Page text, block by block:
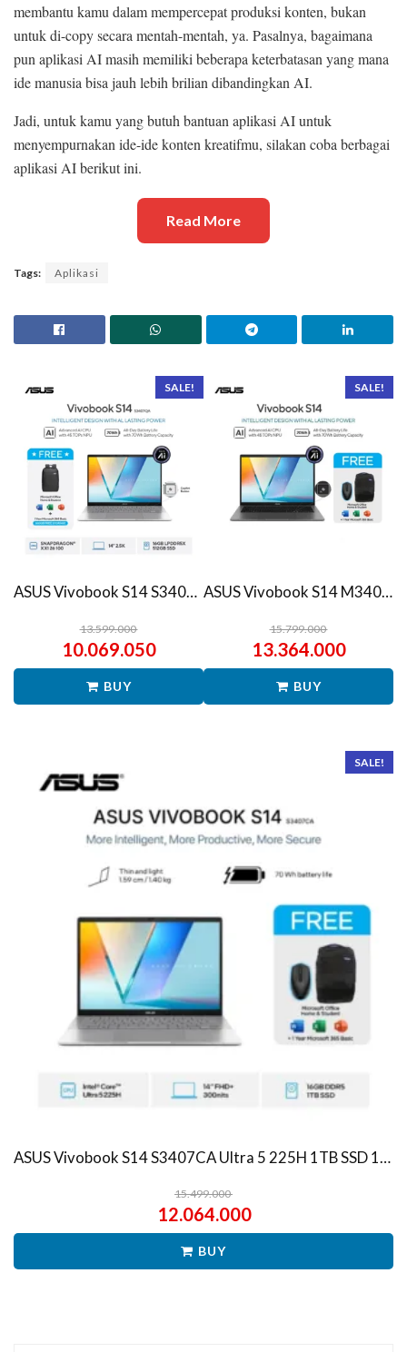
membantu kamu dalam mempercepat produksi konten, bukan
untuk di-copy secara mentah-mentah, ya. Pasalnya, bagaimana
pun aplikasi AI masih memiliki beberapa keterbatasan yang mana
ide manusia bisa jauh lebih brilian dibandingkan AI.
Jadi, untuk kamu yang butuh bantuan aplikasi AI untuk
menyempurnakan ide-ide konten kreatifmu, silakan coba berbagai
aplikasi AI berikut ini.
Read More
Tags: Aplikasi
SALE!
ASUS Vivobook S14 S3407QA – IPSP151M – Matte Gray
13.599.000
10.069.050
BUY
SALE!
ASUS Vivobook S14 M3407HA Ryzen 7 260 1TB SSD 16GB WUXGA IPS Win11+OHS
15.799.000
13.364.000
BUY
SALE!
ASUS Vivobook S14 S3407CA Ultra 5 225H 1TB SSD 16GB WUXGA IPS Win11+OHS
15.499.000
12.064.000
BUY